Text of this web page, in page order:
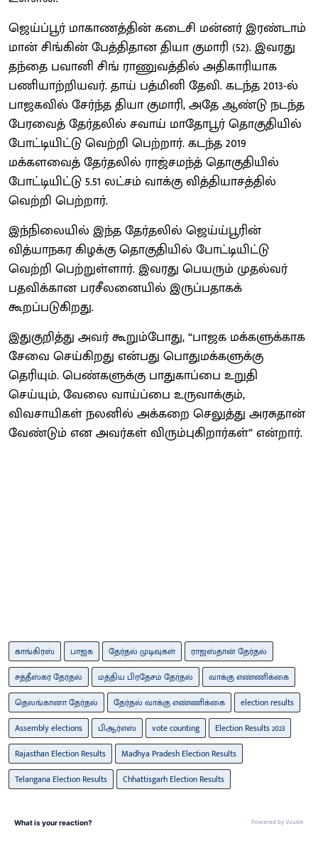
ஜெய்ப்பூர் மாகாணத்தின் கடைசி மன்னர் இரண்டாம்
மான் சிங்கின் பேத்திதான தியா குமாரி (52). இவரது
தந்தை பவானி சிங் ராணுவத்தில் அதிகாரியாக
பணியாற்றியவர். தாய் பத்மினி தேவி. கடந்த 2013-ல்
பாஜகவில் சேர்ந்த தியா குமாரி, அதே ஆண்டு நடந்த
பேரவைத் தேர்தலில் சவாய் மாதோபூர் தொகுதியில்
போட்டியிட்டு வெற்றி பெற்றார். கடந்த 2019
மக்களவைத் தேர்தலில் ராஜ்சமந்த் தொகுதியில்
போட்டியிட்டு 5.51 லட்சம் வாக்கு வித்தியாசத்தில்
வெற்றி பெற்றார்.
இந்நிலையில் இந்த தேர்தலில் ஜெய்ய்பூரின்
வித்யாநகர கிழக்கு தொகுதியில் போட்டியிட்டு
வெற்றி பெற்றுள்ளார். இவரது பெயரும் முதல்வர்
பதவிக்கான பரசீலனையில் இருப்பதாகக்
கூறப்படுகிறது.
இதுகுறித்து அவர் கூறும்போது, “பாஜக மக்களுக்காக
சேவை செய்கிறது என்பது பொதுமக்களுக்கு
தெரியும். பெண்களுக்கு பாதுகாப்பை உறுதி
செய்யும், வேலை வாய்ப்பை உருவாக்கும்,
விவசாயிகள் நலனில் அக்கறை செலுத்து அரசுதான்
வேண்டும் என அவர்கள் விரும்புகிறார்கள்” என்றார்.
காங்கிரஸ் பாஜக தேர்தல் முடிவுகள்
ராஜஸ்தான் தேர்தல்
சத்தீஸ்கர் தேர்தல்
மத்திய பிரதேசம் தேர்தல்
வாக்கு எண்ணிக்கை
தெலங்கானா தேர்தல்
தேர்தல் வாக்கு எண்ணிக்கை
election results
Assembly elections
பிஆர்எஸ் vote counting
Election Results 2023
Rajasthan Election Results
Madhya Pradesh Election Results
Telangana Election Results
Chhattisgarh Election Results